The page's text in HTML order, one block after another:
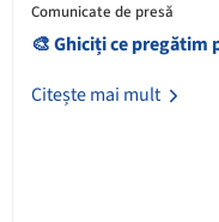
Comunicate de presă
🎨 Ghiciți ce pregătim
Citește mai mult